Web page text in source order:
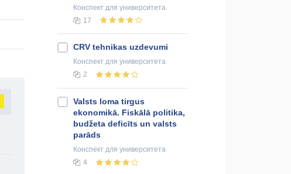
Конспект для университета
17
CRV tehnikas uzdevumi
Конспект для университета
2
Valsts loma tirgus
ekonomikā. Fiskālā politika,
budžeta deficīts un valsts
parāds
Конспект для университета
4